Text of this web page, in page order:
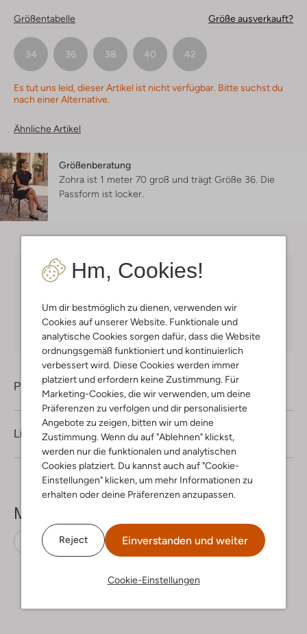
Hm, Cookies!
Um dir bestmöglich zu dienen, verwenden wir
Cookies auf unserer Website. Funktionale und
analytische Cookies sorgen dafür, dass die Website
ordnungsgemäß funktioniert und kontinuierlich
verbessert wird. Diese Cookies werden immer
platziert und erfordern keine Zustimmung. Für
Marketing-Cookies, die wir verwenden, um deine
Präferenzen zu verfolgen und dir personalisierte
Angebote zu zeigen, bitten wir um deine
Zustimmung. Wenn du auf "Ablehnen" klickst,
werden nur die funktionalen und analytischen
Cookies platziert. Du kannst auch auf "Cookie-
Einstellungen" klicken, um mehr Informationen zu
erhalten oder deine Präferenzen anzupassen.
Reject Einverstanden und weiter
Cookie-Einstellungen
Größentabelle Größe ausverkauft?
34 36 38 40 42
Es tut uns leid, dieser Artikel ist nicht verfügbar. Bitte suchst du
nach einer Alternative.
Ähnliche Artikel
Größenberatung
Zohra ist 1 meter 70 groß und trägt Größe 36. Die
Passform ist locker
Kostenloser Versandab € 75 für Club-Omoda
Kauf auf Rechnung 30 Tagen
Produktinformation
Lieferung & Rückgabe
Mehr sehen
Minikleider Y.a.s. Baumwolle